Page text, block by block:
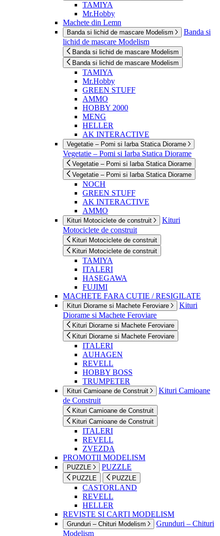
TAMIYA
Mr.Hobby
Machete din Lemn
Banda si lichid de mascare Modelism
Banda si
lichid de mascare Modelism
Banda si lichid de mascare Modelism
Banda si lichid de mascare Modelism
TAMIYA
Mr.Hobby
GREEN STUFF
AMMO
HOBBY 2000
MENG
HELLER
AK INTERACTIVE
Vegetatie – Pomi si Iarba Statica Diorame
Vegetatie – Pomi si Iarba Statica Diorame
Vegetatie – Pomi si Iarba Statica Diorame
Vegetatie – Pomi si Iarba Statica Diorame
NOCH
GREEN STUFF
AK INTERACTIVE
AMMO
Kituri Motociclete de construit
Kituri
Motociclete de construit
Kituri Motociclete de construit
Kituri Motociclete de construit
TAMIYA
ITALERI
HASEGAWA
FUJIMI
MACHETE FARA CUTIE / RESIGILATE
Kituri Diorame si Machete Feroviare
Kituri
Diorame si Machete Feroviare
Kituri Diorame si Machete Feroviare
Kituri Diorame si Machete Feroviare
ITALERI
AUHAGEN
REVELL
HOBBY BOSS
TRUMPETER
Kituri Camioane de Construit
Kituri Camioane
de Construit
Kituri Camioane de Construit
Kituri Camioane de Construit
ITALERI
REVELL
ZVEZDA
PROMOTII MODELISM
PUZZLE PUZZLE
PUZZLE PUZZLE
CASTORLAND
REVELL
HELLER
REVISTE SI CARTI MODELISM
Grunduri – Chituri Modelism
Grunduri – Chituri
Modelism